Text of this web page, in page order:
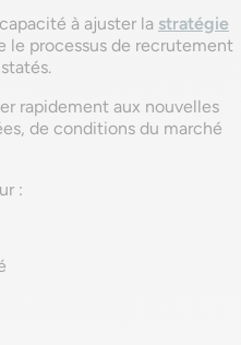
à ajuster la stratégie
le processus de recrutement
rapidement aux nouvelles
de conditions du marché
: